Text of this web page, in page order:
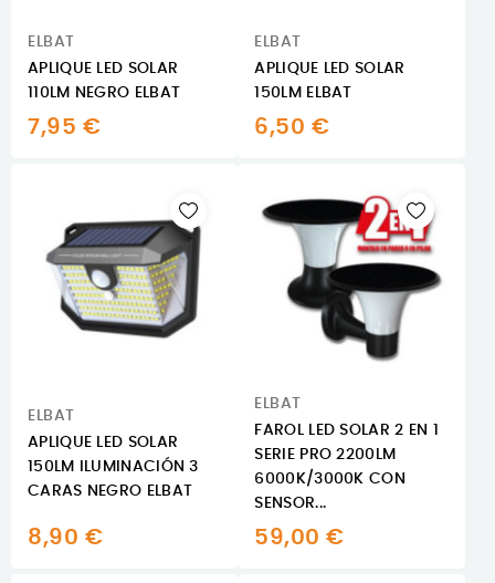
ELBAT
APLIQUE LED SOLAR
110LM NEGRO ELBAT
7,95 €
ELBAT
APLIQUE LED SOLAR
150LM ELBAT
6,50 €
ELBAT
APLIQUE LED SOLAR
150LM ILUMINACIÓN 3
CARAS NEGRO ELBAT
8,90 €
ELBAT
FAROL LED SOLAR 2 EN 1
SERIE PRO 2200LM
6000K/3000K CON
SENSOR...
59,00 €